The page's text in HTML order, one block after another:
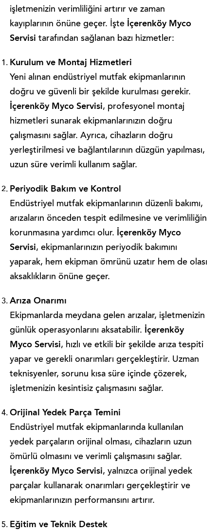
işletmenizin verimliliğini artırır ve zaman
kayıplarının önüne geçer. İşte İçerenköy Myco
Servisi tarafından sağlanan bazı hizmetler:
Kurulum ve Montaj Hizmetleri
Yeni alınan endüstriyel mutfak ekipmanlarının
doğru ve güvenli bir şekilde kurulması gerekir.
İçerenköy Myco Servisi, profesyonel montaj
hizmetleri sunarak ekipmanlarınızın doğru
çalışmasını sağlar. Ayrıca, cihazların doğru
yerleştirilmesi ve bağlantılarının düzgün yapılması,
uzun süre verimli kullanım sağlar.
Periyodik Bakım ve Kontrol
Endüstriyel mutfak ekipmanlarının düzenli bakımı,
arızaların önceden tespit edilmesine ve verimliliğin
korunmasına yardımcı olur.
İçerenköy Myco
Servisi, ekipmanlarınızın periyodik bakımını
yaparak, hem ekipman ömrünü uzatır hem de olası
aksaklıkların önüne geçer.
Arıza Onarımı
Ekipmanlarda meydana gelen arızalar, işletmenizin
günlük operasyonlarını aksatabilir.
İçerenköy
Myco Servisi, hızlı ve etkili bir şekilde arıza tespiti
yapar ve gerekli onarımları gerçekleştirir. Uzman
teknisyenler, sorunu kısa süre içinde çözerek,
işletmenizin kesintisiz çalışmasını sağlar.
Orijinal Yedek Parça Temini
Endüstriyel mutfak ekipmanlarında kullanılan
yedek parçaların orijinal olması, cihazların uzun
ömürlü olmasını ve verimli çalışmasını sağlar.
İçerenköy Myco Servisi, yalnızca orijinal yedek
parçalar kullanarak onarımları gerçekleştirir ve
ekipmanlarınızın performansını artırır.
Eğitim ve Teknik Destek